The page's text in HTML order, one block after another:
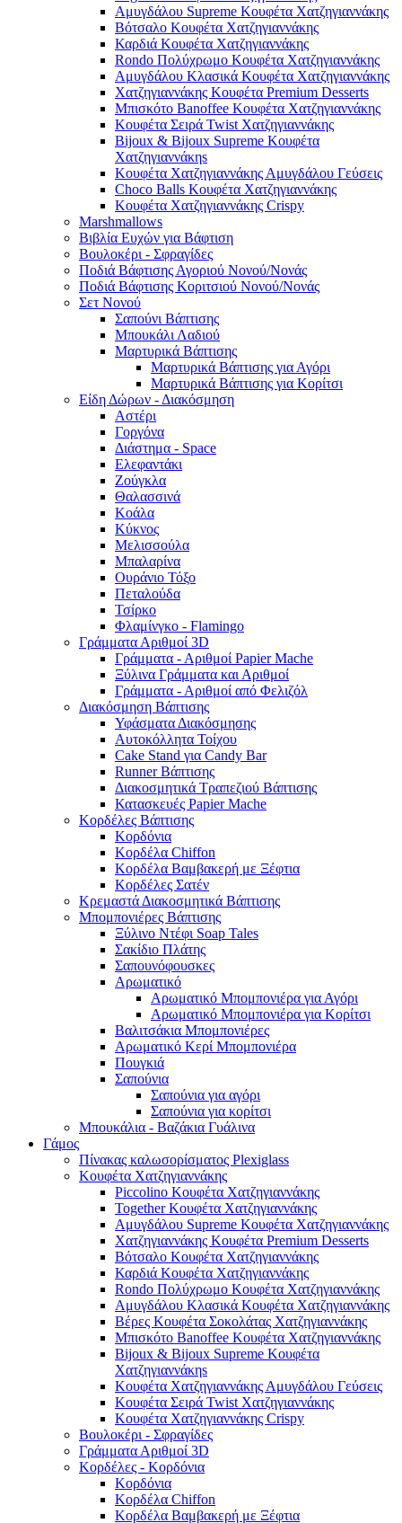
Αμυγδάλου Supreme Κουφέτα Χατζηγιαννάκης
Βότσαλο Κουφέτα Χατζηγιαννάκης
Καρδιά Κουφέτα Χατζηγιαννάκης
Rondo Πολύχρωμο Κουφέτα Χατζηγιαννάκης
Αμυγδάλου Κλασικά Κουφέτα Χατζηγιαννάκης
Χατζηγιαννάκης Κουφέτα Premium Desserts
Μπισκότο Banoffee Κουφέτα Χατζηγιαννάκης
Κουφέτα Σειρά Twist Χατζηγιαννάκης
Bijoux & Bijoux Supreme Κουφέτα
Χατζηγιαννάκηs
Κουφέτα Χατζηγιαννάκης Αμυγδάλου Γεύσεις
Choco Balls Κουφέτα Χατζηγιαννάκης
Κουφέτα Χατζηγιαννάκης Crispy
Marshmallows
Βιβλία Ευχών για Βάφτιση
Βουλοκέρι - Σφραγίδες
Ποδιά Βάφτισης Αγοριού Νονού/Νονάς
Ποδιά Βάφτισης Κοριτσιού Νονού/Νονάς
Σετ Νονού
Σαπούνι Βάπτισης
Μπουκάλι Λαδιού
Μαρτυρικά Βάπτισης
Μαρτυρικά Βάπτισης για Αγόρι
Μαρτυρικά Βάπτισης για Κορίτσι
Είδη Δώρων - Διακόσμηση
Αστέρι
Γοργόνα
Διάστημα - Space
Ελεφαντάκι
Ζούγκλα
Θαλασσινά
Κοάλα
Κύκνος
Μελισσούλα
Μπαλαρίνα
Ουράνιο Τόξο
Πεταλούδα
Τσίρκο
Φλαμίνγκο - Flamingo
Γράμματα Αριθμοί 3D
Γράμματα - Αριθμοί Papier Mache
Ξύλινα Γράμματα και Αριθμοί
Γράμματα - Αριθμοί από Φελιζόλ
Διακόσμηση Βάπτισης
Υφάσματα Διακόσμησης
Αυτοκόλλητα Τοίχου
Cake Stand για Candy Bar
Runner Βάπτισης
Διακοσμητικά Τραπεζιού Βάπτισης
Κατασκευές Papier Mache
Κορδέλες Βάπτισης
Κορδόνια
Κορδέλα Chiffon
Κορδέλα Βαμβακερή με Ξέφτια
Κορδέλες Σατέν
Κρεμαστά Διακοσμητικά Βάπτισης
Μπομπονιέρες Βάπτισης
Ξύλινο Ντέφι Soap Tales
Σακίδιο Πλάτης
Σαπουνόφουσκες
Αρωματικό
Αρωματικό Μπομπονιέρα για Αγόρι
Αρωματικό Μπομπονιέρα για Κορίτσι
Βαλιτσάκια Μπομπονιέρες
Αρωματικό Κερί Μπομπονιέρα
Πουγκιά
Σαπούνια
Σαπούνια για αγόρι
Σαπούνια για κορίτσι
Μπουκάλια - Βαζάκια Γυάλινα
Γάμος
Πίνακας καλωσορίσματος Plexiglass
Κουφέτα Χατζηγιαννάκης
Piccolino Κουφέτα Χατζηγιαννάκης
Together Κουφέτα Χατζηγιαννάκης
Αμυγδάλου Supreme Κουφέτα Χατζηγιαννάκης
Χατζηγιαννάκης Κουφέτα Premium Desserts
Βότσαλο Κουφέτα Χατζηγιαννάκης
Καρδιά Κουφέτα Χατζηγιαννάκης
Rondo Πολύχρωμο Κουφέτα Χατζηγιαννάκης
Αμυγδάλου Κλασικά Κουφέτα Χατζηγιαννάκης
Βέρες Κουφέτα Σοκολάτας Χατζηγιαννάκης
Μπισκότο Banoffee Κουφέτα Χατζηγιαννάκης
Bijoux & Bijoux Supreme Κουφέτα
Χατζηγιαννάκηs
Κουφέτα Χατζηγιαννάκης Αμυγδάλου Γεύσεις
Κουφέτα Σειρά Twist Χατζηγιαννάκης
Κουφέτα Χατζηγιαννάκης Crispy
Βουλοκέρι - Σφραγίδες
Γράμματα Αριθμοί 3D
Κορδέλες - Κορδόνια
Κορδόνια
Κορδέλα Chiffon
Κορδέλα Βαμβακερή με Ξέφτια